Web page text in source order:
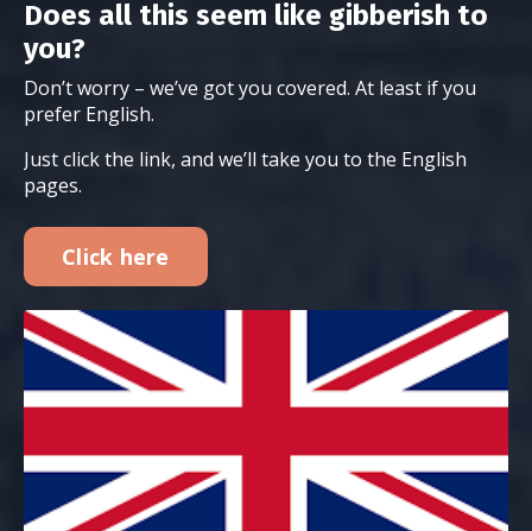
Does all this seem like gibberish to
you?
Don’t worry – we’ve got you covered. At least if you
prefer English.
Just click the link, and we’ll take you to the English
pages.
Click here